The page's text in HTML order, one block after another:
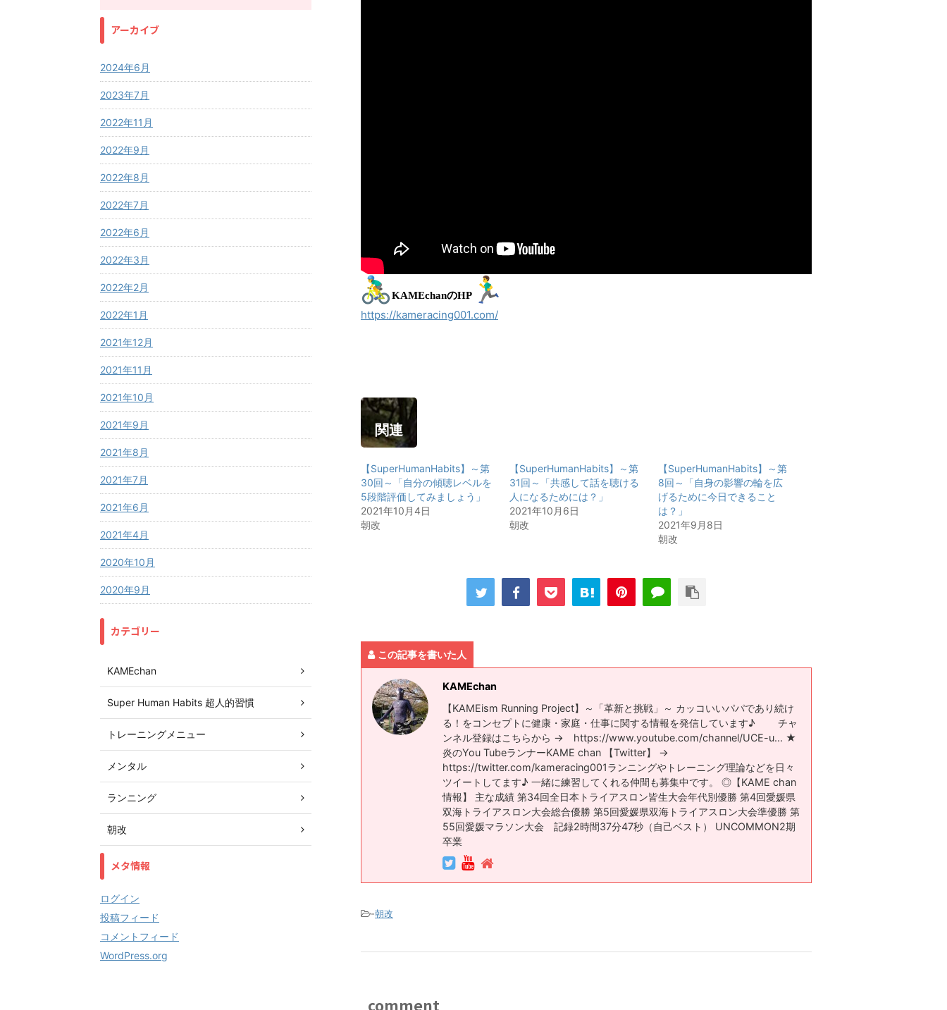
KAMEchanのHP
https://kameracing001.com/
関連
【SuperHumanHabits】～第
30回～「自分の傾聴レベルを
5段階評価してみましょう」
2021年10月4日
朝改
【SuperHumanHabits】～第
31回～「共感して話を聴ける
人になるためには？」
2021年10月6日
朝改
【SuperHumanHabits】～第
8回～「自身の影響の輪を広
げるために今日できること
は？」
2021年9月8日
朝改
この記事を書いた人
KAMEchan
【KAMEism Running Project】～「革新と挑戦」～ カッコいいパパであり続け
る！をコンセプトに健康・家庭・仕事に関する情報を発信しています♪ チャ
ンネル登録はこちらから → https://www.youtube.com/channel/UCE-u​... ★
炎のYou TubeランナーKAME chan 【Twitter】 →
https://twitter.com/kameracing001​ ランニングやトレーニング理論などを日々
ツイートしてます♪ 一緒に練習してくれる仲間も募集中です。 ◎【KAME chan
情報】 主な成績 第34回全日本トライアスロン皆生大会年代別優勝 第4回愛媛県
双海トライアスロン大会総合優勝 第5回愛媛県双海トライアスロン大会準優勝 第
55回愛媛マラソン大会 記録2時間37分47秒（自己ベスト） UNCOMMON2期
卒業
-朝改
comment
アーカイブ
2024年6月
2023年7月
2022年11月
2022年9月
2022年8月
2022年7月
2022年6月
2022年3月
2022年2月
2022年1月
2021年12月
2021年11月
2021年10月
2021年9月
2021年8月
2021年7月
2021年6月
2021年4月
2020年10月
2020年9月
カテゴリー
KAMEchan
Super Human Habits 超人的習慣
トレーニングメニュー
メンタル
ランニング
朝改
メタ情報
ログイン
投稿フィード
コメントフィード
WordPress.org